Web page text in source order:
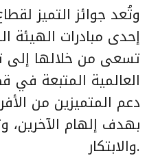
وتُعد جوائز التميز
إحدى مبادرات الهيئة
تسعى من خلالها إلى
العالمية المتبعة في
دعم المتميزين من
بهدف إلهام الآخرين،
والابتكار.